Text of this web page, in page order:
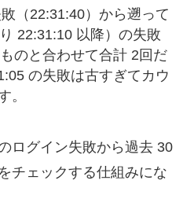
（22:31:40）から遡って
22:31:10 以降）の失敗
のと合わせて合計 2回だ
の失敗は古すぎてカウ
。
ログイン失敗から過去 30
チェックする仕組みにな